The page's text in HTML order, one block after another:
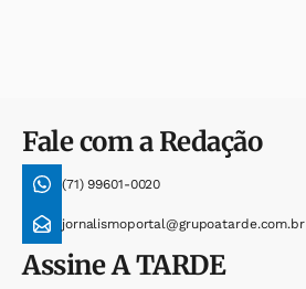
Fale com a Redação
(71) 99601-0020
jornalismoportal@grupoatarde.com.br
AssineA TARDE